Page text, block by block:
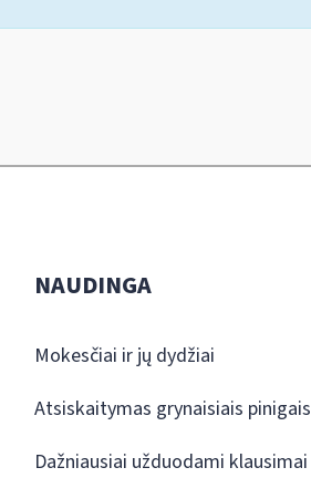
NAUDINGA
Mokesčiai ir jų dydžiai
Atsiskaitymas grynaisiais pinigais
Dažniausiai užduodami klausimai